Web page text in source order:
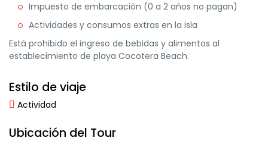
Impuesto de embarcación (0 a 2 años no pagan)
Actividades y consumos extras en la isla
Está prohibido el ingreso de bebidas y alimentos al
establecimiento de playa Cocotera Beach.
Estilo de viaje
Actividad
Ubicación del Tour